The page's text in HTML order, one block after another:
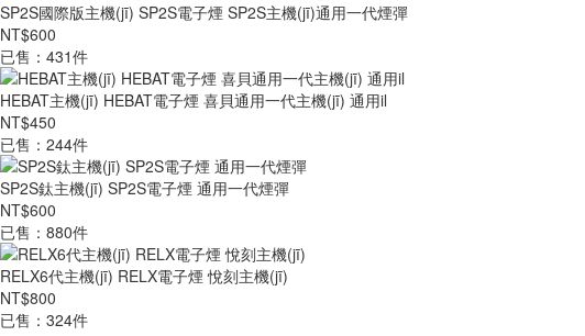
SP2S國際版主機(jī) SP2S電子煙 SP2S主機(jī)通用一代煙彈
NT$600
已售：431件
HEBAT主機(jī) HEBAT電子煙 喜貝通用一代主機(jī) 通用il
NT$450
已售：244件
SP2S鈦主機(jī) SP2S電子煙 通用一代煙彈
NT$600
已售：880件
RELX6代主機(jī) RELX電子煙 悅刻主機(jī)
NT$800
已售：324件